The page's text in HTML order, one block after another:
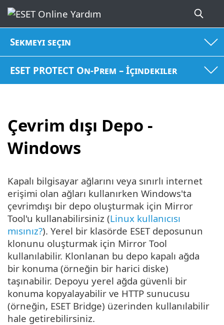
Sekmeyi seçin
ESET PROTECT On-Prem – İçindekiler
Çevrim dışı Depo -
Windows
Kapalı bilgisayar ağlarını veya sınırlı internet
erişimi olan ağları kullanırken Windows'ta
çevrimdışı bir depo oluşturmak için Mirror
Tool'u kullanabilirsiniz (Linux kullanıcısı
mısınız?). Yerel bir klasörde ESET deposunun
klonunu oluşturmak için Mirror Tool
kullanılabilir. Klonlanan bu depo kapalı ağda
bir konuma (örneğin bir harici diske)
taşınabilir. Depoyu yerel ağda güvenli bir
konuma kopyalayabilir ve HTTP sunucusu
(örneğin, ESET Bridge) üzerinden kullanılabilir
hale getirebilirsiniz.